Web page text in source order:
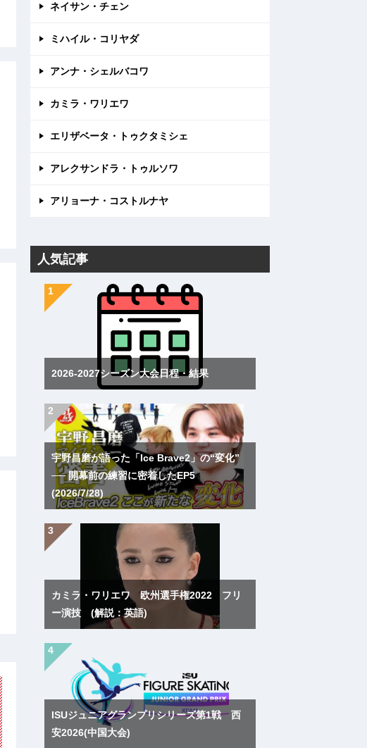
ネイサン・チェン
ミハイル・コリヤダ
アンナ・シェルバコワ
カミラ・ワリエワ
エリザベータ・トゥクタミシェ
アレクサンドラ・トゥルソワ
アリョーナ・コストルナヤ
人気記事
2026-2027シーズン大会日程・結果
宇野昌磨が語った「Ice Brave2」の“変化”
── 開幕前の練習に密着したEP5
(2026/7/28)
カミラ・ワリエワ 欧州選手権2022 フリ
ー演技 (解説：英語)
ISUジュニアグランプリシリーズ第1戦 西
安2026(中国大会)